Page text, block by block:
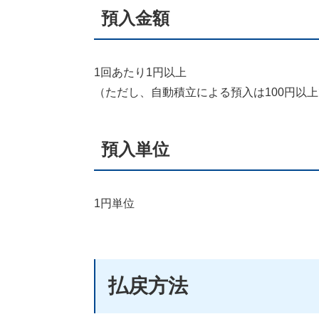
預入金額
1回あたり1円以上
（ただし、自動積立による預入は100円以
預入単位
1円単位
払戻方法